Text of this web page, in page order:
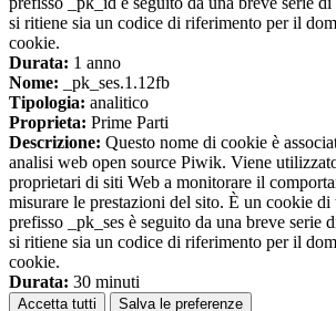
si ritiene sia un codice di riferimento per il
cookie.
Durata: 1 anno
Nome: _pk_ses.1.12fb
Tipologia: analitico
Proprieta: Prime Parti
Descrizione: Questo nome di cookie è
analisi web open source Piwik. Viene
proprietari di siti Web a monitorare il
misurare le prestazioni del sito. È un cookie
prefisso _pk_ses è seguito da una breve serie
si ritiene sia un codice di riferimento per il
cookie.
Durata: 30 minuti
Accetta tutti Salva le preferenze